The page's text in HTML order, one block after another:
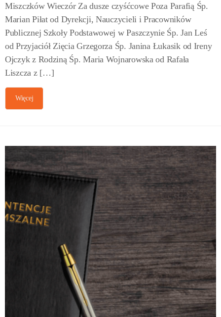
Miszczków Wieczór Za dusze czyśćcowe Poza Parafią Śp.
Marian Piłat od Dyrekcji, Nauczycieli i Pracowników
Publicznej Szkoły Podstawowej w Paszczynie Śp. Jan Leś
od Przyjaciół Zięcia Grzegorza Śp. Janina Łukasik od Ireny
Ojczyk z Rodziną Śp. Maria Wojnarowska od Rafała
Liszcza z […]
Więcej